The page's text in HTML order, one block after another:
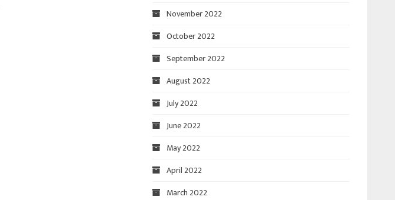
November 2022
October 2022
September 2022
August 2022
July 2022
June 2022
May 2022
April 2022
March 2022